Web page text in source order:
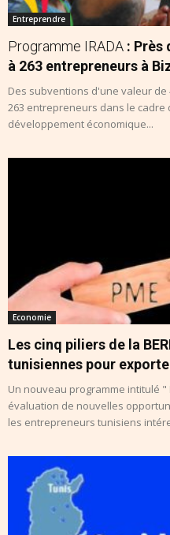
Entreprendre
Programme IRADA : Près
à 263 entrepreneurs à
Des subventions d'une valeur
263 entrepreneurs dans le
développement économique...
Economie
Les cinq piliers de la
tunisiennes pour
Un nouveau programme intitulé
évaluation de nouvelles
les entrepreneurs tunisiens